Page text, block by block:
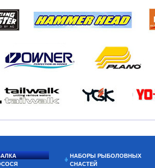
НАБОРЫ РЫБОЛОВНЫХ
СНАСТЕЙ